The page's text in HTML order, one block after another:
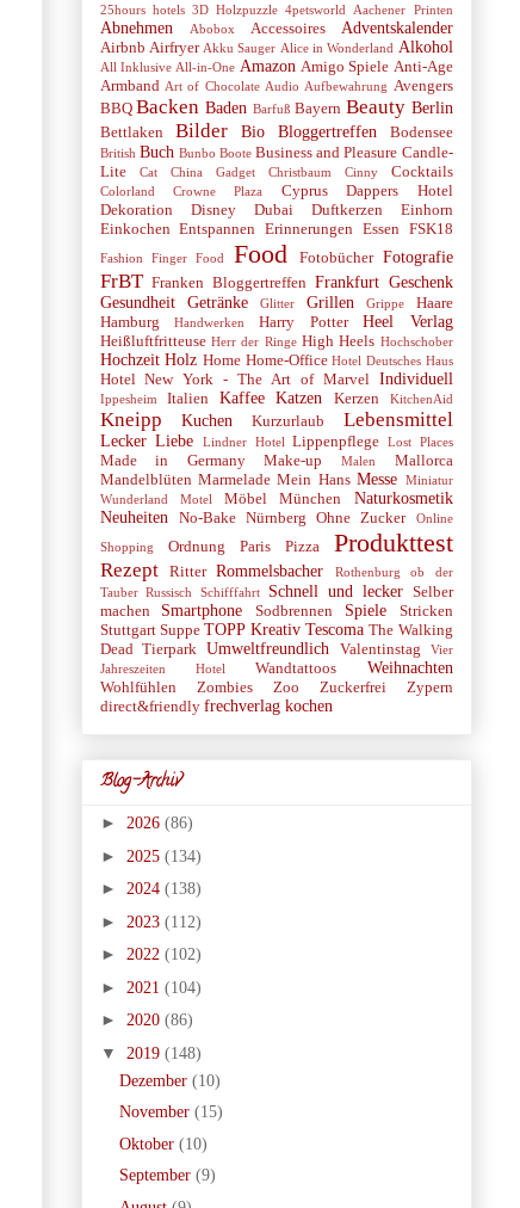
25hours hotels 3D Holzpuzzle 4petsworld Aachener Printen
Abnehmen Abobox Accessoires Adventskalender
Airbnb Airfryer Akku Sauger Alice in Wonderland Alkohol
All Inklusive All-in-One Amazon Amigo Spiele Anti-Age
Armband Art of Chocolate Audio Aufbewahrung Avengers
BBQ Backen Baden Barfuß Bayern Beauty Berlin
Bettlaken Bilder Bio Bloggertreffen Bodensee
British Buch Bunbo Boote Business and Pleasure Candle-
Lite
Cat China Gadget Christbaum Cinny Cocktails
Colorland Crowne Plaza Cyprus
Dappers Hotel
Dekoration
Disney Dubai Duftkerzen
Einhorn
Einkochen Entspannen Erinnerungen Essen FSK18
Fashion Finger Food Food Fotobücher Fotografie
FrBT Franken Bloggertreffen Frankfurt Geschenk
Gesundheit
Getränke Glitter Grillen Grippe
Haare
Hamburg
Handwerken Harry Potter Heel Verlag
Heißluftfritteuse Herr der Ringe High Heels Hochschober
Hochzeit Holz Home Home-Office Hotel Deutsches Haus
Hotel New York - The Art of Marvel Individuell
Ippesheim Italien Kaffee Katzen Kerzen KitchenAid
Kneipp Kuchen Kurzurlaub Lebensmittel
Lecker Liebe Lindner Hotel Lippenpflege Lost Places
Made in Germany Make-up Malen
Mallorca
Mandelblüten Marmelade Mein Hans Messe Miniatur
Wunderland
Motel Möbel München
Naturkosmetik
Neuheiten
No-Bake Nürnberg Ohne Zucker
Online
Shopping
Ordnung Paris Pizza Produkttest
Rezept Ritter Rommelsbacher
Rothenburg ob der
Tauber Russisch Schifffahrt Schnell und lecker Selber
machen
Smartphone Sodbrennen Spiele
Stricken
Stuttgart Suppe TOPP Kreativ Tescoma The Walking
Dead Tierpark Umweltfreundlich Valentinstag
Vier
Jahreszeiten Hotel
Wandtattoos Weihnachten
Wohlfühlen Zombies Zoo Zuckerfrei
Zypern
direct&friendly frechverlag kochen
Blog-Archiv
► 2026 (86)
► 2025 (134)
► 2024 (138)
► 2023 (112)
► 2022 (102)
► 2021 (104)
► 2020 (86)
▼ 2019 (148)
Dezember(10)
November(15)
Oktober(10)
September(9)